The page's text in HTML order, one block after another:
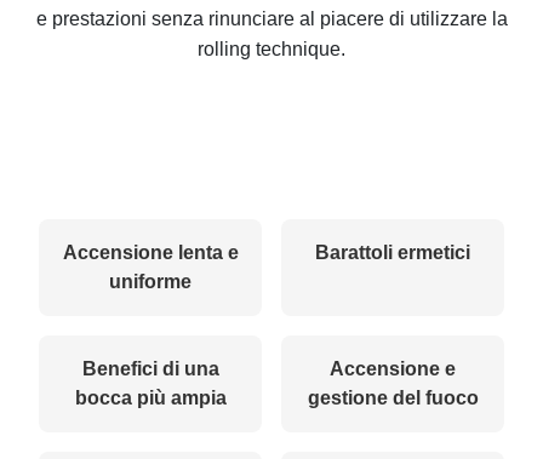
e prestazioni senza rinunciare al piacere di utilizzare la
rolling technique.
Accensione lenta e
uniforme
Barattoli ermetici
Benefici di una
bocca più ampia
Accensione e
gestione del fuoco